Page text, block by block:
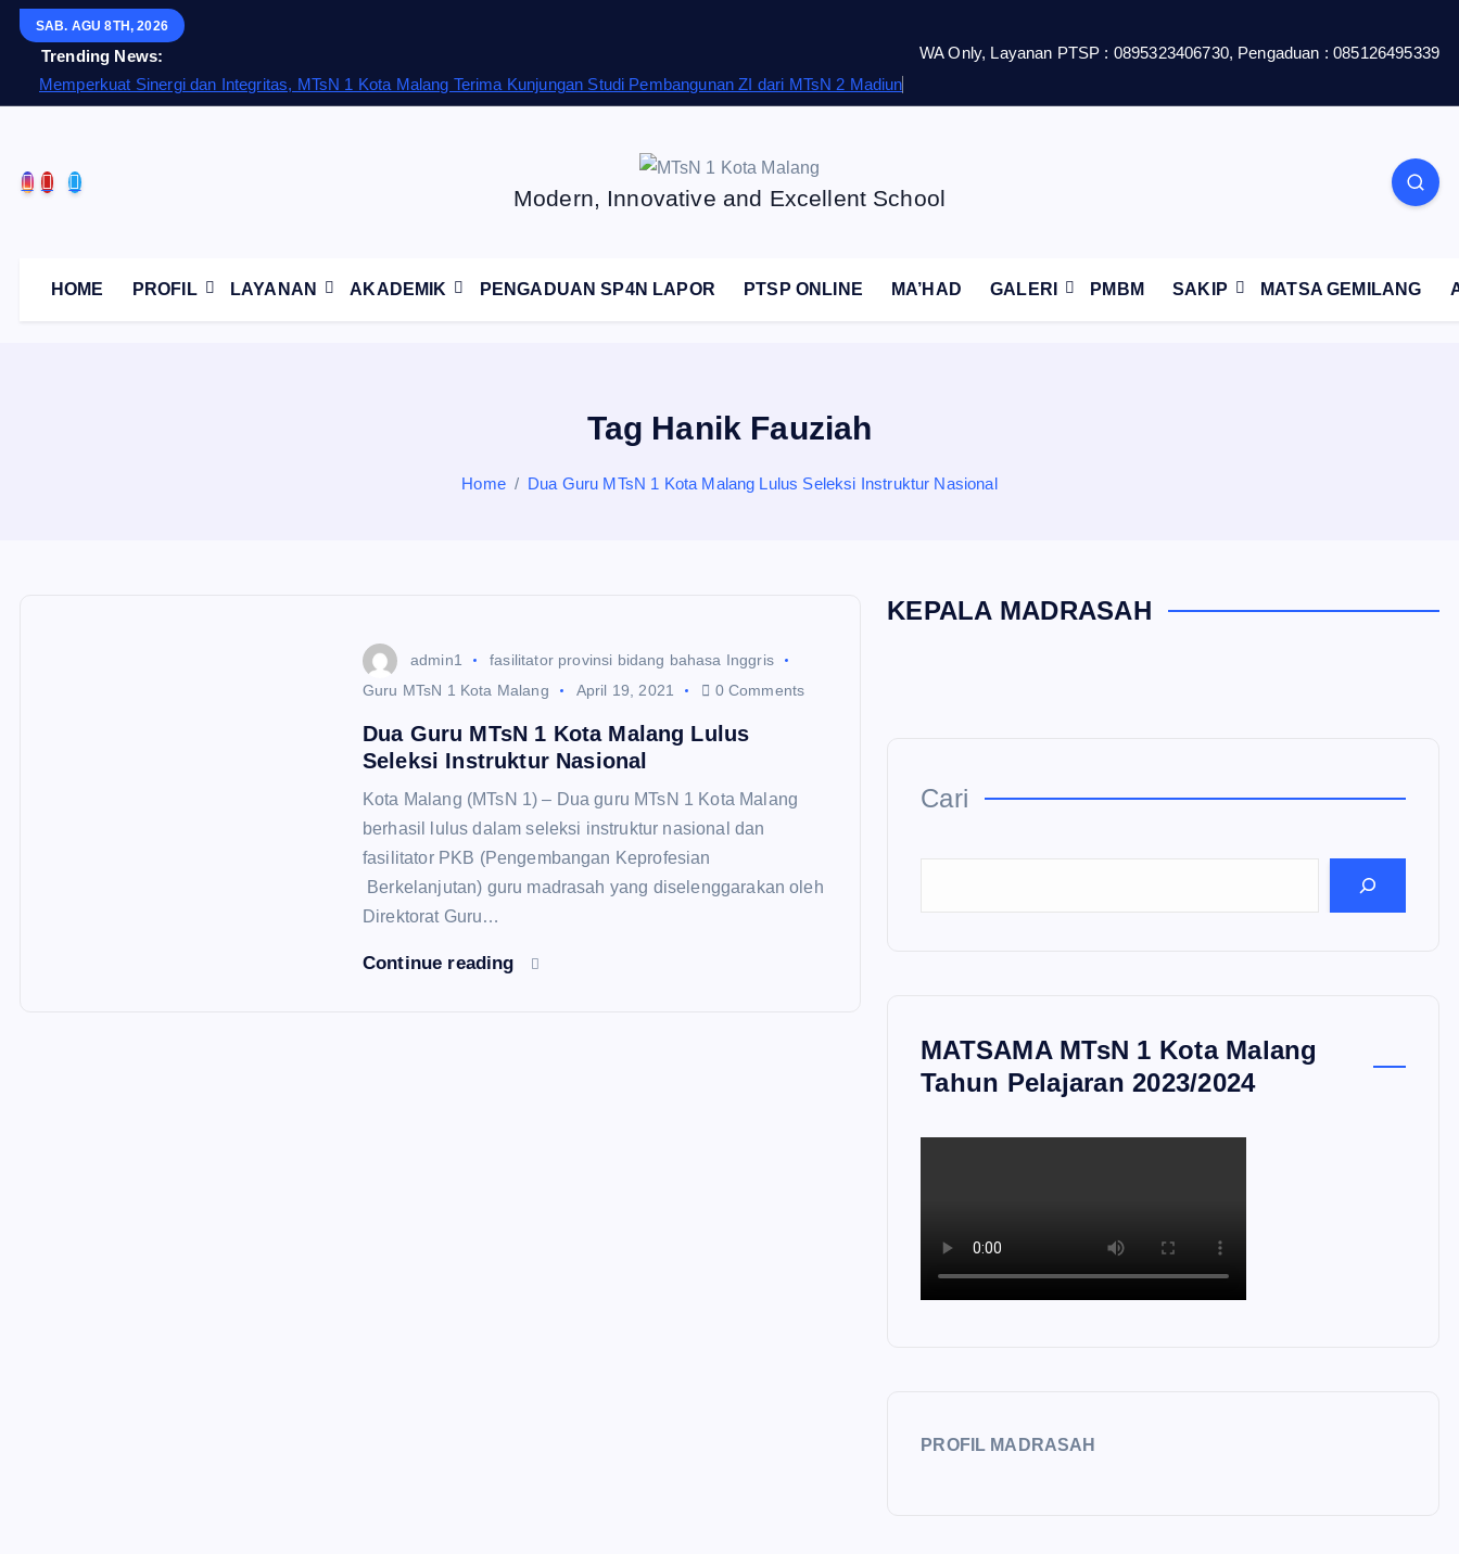
p
SAB. AGU 8TH, 2026
Trending News:
Memperkuat Sinergi dan Integritas, MTsN 1 Kota Malang Terima Kunjungan Studi Pembangunan ZI dari MTsN 2 Madiun
WA Only, Layanan PTSP : 0895323406730, Pengaduan : 085126495339
Modern, Innovative and Excellent School
HOME PROFIL LAYANAN AKADEMIK PENGADUAN SP4N LAPOR PTSP ONLINE MA’HAD GALERI PMBM SAKIP MATSA GEMILANG
Tag Hanik Fauziah
Home Dua Guru MTsN 1 Kota Malang Lulus Seleksi Instruktur Nasional
admin1
fasilitator provinsi bidang bahasa Inggris
Guru MTsN 1 Kota Malang
April 19, 2021 0 Comments
Dua Guru MTsN 1 Kota Malang Lulus
Seleksi Instruktur Nasional
Kota Malang (MTsN 1) – Dua guru MTsN 1 Kota Malang
berhasil lulus dalam seleksi instruktur nasional dan
fasilitator PKB (Pengembangan Keprofesian
Berkelanjutan) guru madrasah yang diselenggarakan oleh
Direktorat Guru…
Continue reading
KEPALA MADRASAH
Cari
MATSAMA MTsN 1 Kota Malang
Tahun Pelajaran 2023/2024
PROFIL MADRASAH